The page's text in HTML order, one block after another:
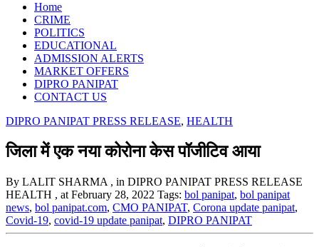
Home
CRIME
POLITICS
EDUCATIONAL
ADMISSION ALERTS
MARKET OFFERS
DIPRO PANIPAT
CONTACT US
DIPRO PANIPAT PRESS RELEASE, HEALTH
जिला में एक नया कोरोना केस पॉजीटिव आया
By LALIT SHARMA , in DIPRO PANIPAT PRESS RELEASE
HEALTH , at February 28, 2022 Tags: bol panipat, bol panipat
news, bol panipat.com, CMO PANIPAT, Corona update panipat,
Covid-19, covid-19 update panipat, DIPRO PANIPAT